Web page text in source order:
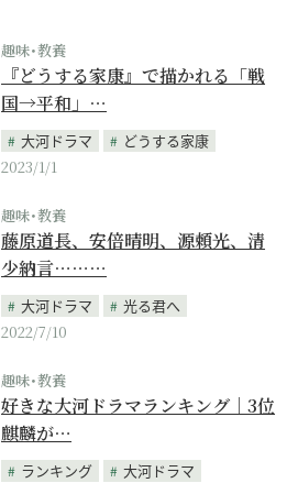
趣味･教養
『どうする家康』で描かれる「戦
国→平和」…
大河ドラマ
どうする家康
2023/1/1
趣味･教養
藤原道長、安倍晴明、源頼光、清
少納言………
大河ドラマ
光る君へ
2022/7/10
趣味･教養
好きな大河ドラマランキング｜3位
麒麟が…
ランキング
大河ドラマ